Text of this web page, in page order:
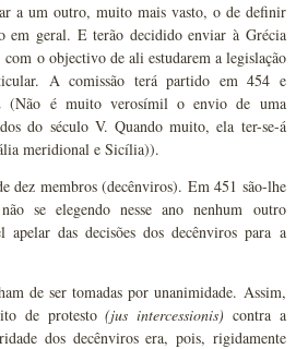
a um outro, muito mais vasto, o de definir
em geral. E terão decidido enviar à Grécia
com o objectivo de ali estudarem a legislação
A comissão terá partido em 454 e
(Não é muito verosímil o envio de uma
do século V. Quando muito, ela ter-se-á
meridional e Sicília)).
dez membros (decênviros). Em 451 são-lhe
se elegendo nesse ano nenhum outro
apelar das decisões dos decênviros para a
de ser tomadas por unanimidade. Assim,
de protesto(jus intercessionis) contra a
dos decênviros era, pois, rigidamente